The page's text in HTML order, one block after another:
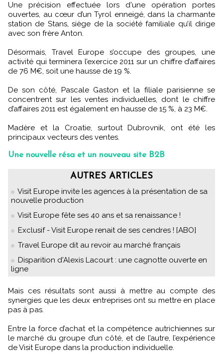
Une précision effectuée lors d'une opération portes
ouvertes, au cœur d’un Tyrol enneigé, dans la charmante
station de Stans, siège de la société familiale qu’il dirige
avec son frère Anton.
Désormais, Travel Europe s’occupe des groupes, une
activité qui terminera l’exercice 2011 sur un chiffre d’affaires
de 76 M€, soit une hausse de 19 %.
De son côté, Pascale Gaston et la filiale parisienne se
concentrent sur les ventes individuelles, dont le chiffre
d’affaires 2011 est également en hausse de 15 %, à 23 M€.
Madère et la Croatie, surtout Dubrovnik, ont été les
principaux vecteurs des ventes.
Une nouvelle résa et un nouveau site B2B
AUTRES ARTICLES
Visit Europe invite les agences à la présentation de sa
nouvelle production
Visit Europe fête ses 40 ans et sa renaissance !
Exclusif - Visit Europe renait de ses cendres ! [ABO]
Travel Europe dit au revoir au marché français
Disparition d'Alexis Lacourt : une cagnotte ouverte en
ligne
Mais ces résultats sont aussi à mettre au compte des
synergies que les deux entreprises ont su mettre en place
pas à pas.
Entre la force d’achat et la compétence autrichiennes sur
le marché du groupe d’un côté, et de l’autre, l’expérience
de Visit Europe dans la production individuelle.